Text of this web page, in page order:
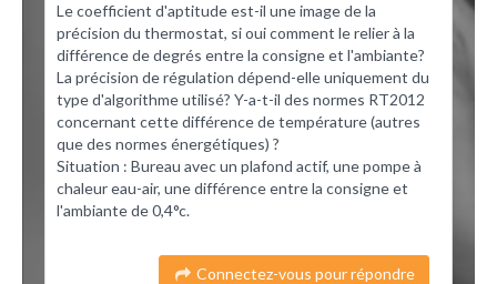
Le coefficient d'aptitude est-il une image de la
précision du thermostat, si oui comment le relier à la
différence de degrés entre la consigne et l'ambiante?
La précision de régulation dépend-elle uniquement du
type d'algorithme utilisé? Y-a-t-il des normes RT2012
concernant cette différence de température (autres
que des normes énergétiques) ?
Situation : Bureau avec un plafond actif, une pompe à
chaleur eau-air, une différence entre la consigne et
l'ambiante de 0,4°c.
Connectez-vous pour répondre